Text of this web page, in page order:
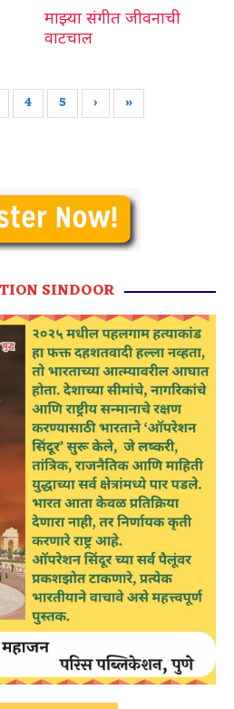
माझ्या संगीत जीवनाची
वाटचाल
4 5 › »
SINDOOR